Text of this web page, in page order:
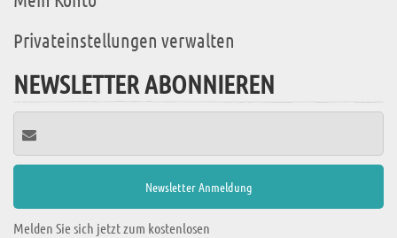
Privateinstellungen verwalten
NEWSLETTER ABONNIEREN
Melden Sie sich jetzt zum kostenlosen